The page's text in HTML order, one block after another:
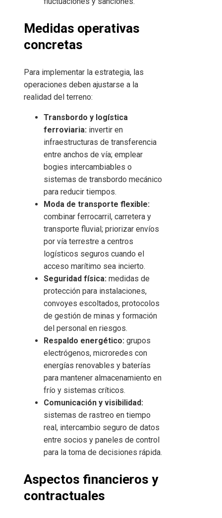
Medidas operativas
concretas
Para implementar la estrategia, las
operaciones deben ajustarse a la
realidad del terreno:
Transbordo y logística
ferroviaria: invertir en
infraestructuras de transferencia
entre anchos de vía; emplear
bogies intercambiables o
sistemas de transbordo mecánico
para reducir tiempos.
Moda de transporte flexible:
combinar ferrocarril, carretera y
transporte fluvial; priorizar envíos
por vía terrestre a centros
logísticos seguros cuando el
acceso marítimo sea incierto.
Seguridad física: medidas de
protección para instalaciones,
convoyes escoltados, protocolos
de gestión de minas y formación
del personal en riesgos.
Respaldo energético: grupos
electrógenos, microredes con
energías renovables y baterías
para mantener almacenamiento en
frío y sistemas críticos.
Comunicación y visibilidad:
sistemas de rastreo en tiempo
real, intercambio seguro de datos
entre socios y paneles de control
para la toma de decisiones rápida.
Aspectos financieros y
contractuales